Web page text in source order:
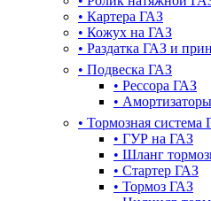
• Картера ГАЗ
• Кожух на ГАЗ
• Раздатка ГАЗ и
• Подвеска ГАЗ
• Рессора ГАЗ
•
• Тормозная система
• ГУР на ГАЗ
• Шланг
• Стартер ГАЗ
• Тормоз ГАЗ